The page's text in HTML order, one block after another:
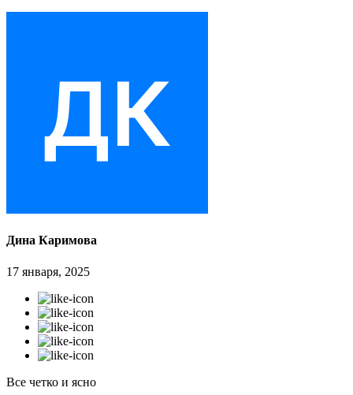
Дина Каримова
17 января, 2025
Все четко и ясно